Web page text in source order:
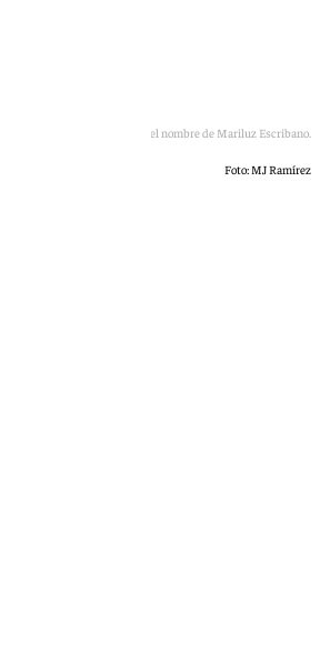
reabierta y rebautizada con el nombre de Mariluz Escribano.
Foto: MJ Ramírez